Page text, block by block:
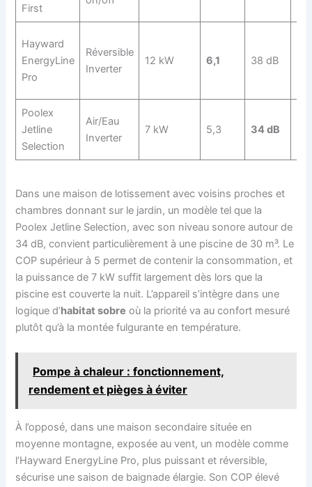
First
Hayward
EnergyLine
Pro
Réversible
Inverter
12 kW 6,1 38 dB
Poolex
Jetline
Selection
Air/Eau
Inverter
7 kW 5,3 34 dB
Dans une maison de lotissement avec voisins proches et
chambres donnant sur le jardin, un modèle tel que la
Poolex Jetline Selection, avec son niveau sonore autour de
34 dB, convient particulièrement à une piscine de 30 m³. Le
COP supérieur à 5 permet de contenir la consommation, et
la puissance de 7 kW suffit largement dès lors que la
piscine est couverte la nuit. L’appareil s’intègre dans une
logique d’habitat sobre où la priorité va au confort mesuré
plutôt qu’à la montée fulgurante en température.
Pompe à chaleur : fonctionnement,
rendement et pièges à éviter
À l’opposé, dans une maison secondaire située en
moyenne montagne, exposée au vent, un modèle comme
l’Hayward EnergyLine Pro, plus puissant et réversible,
sécurise une saison de baignade élargie. Son COP élevé